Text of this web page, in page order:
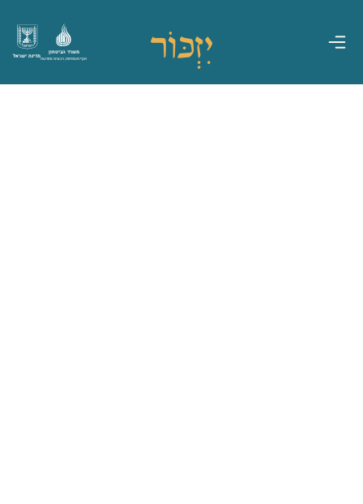
מדינת ישראל
משרד הביטחון
אגף משפחות, הנצחה ומורשת